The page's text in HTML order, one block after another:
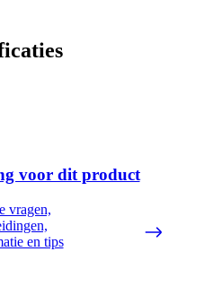
voor dit product
vragen,
en tips